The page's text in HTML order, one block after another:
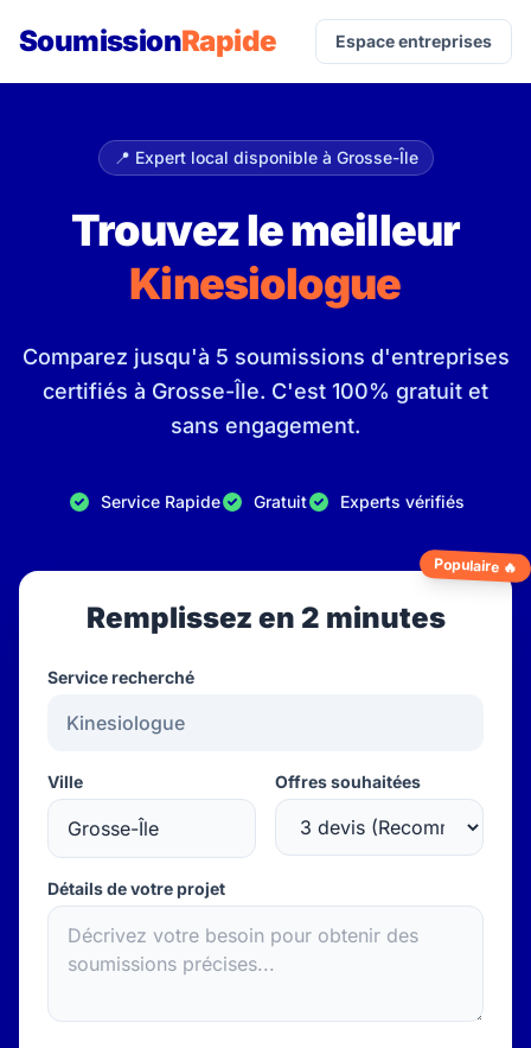
SoumissionRapide Espace entreprises
📍 Expert local disponible à Grosse-Île
Trouvez le meilleur
Kinesiologue
Comparez jusqu'à 5 soumissions d'entreprises
certifiés à Grosse-Île. C'est 100% gratuit et
sans engagement.
Service Rapide Gratuit Experts vérifiés
Populaire 🔥
Remplissez en 2 minutes
Service recherché
Ville Offres souhaitées
Détails de votre projet